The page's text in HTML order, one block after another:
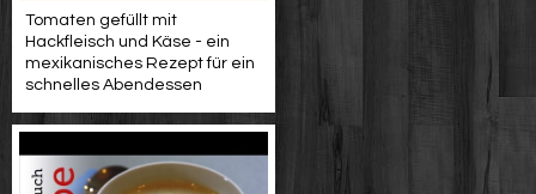
Tomaten gefüllt mit
Hackfleisch und Käse - ein
mexikanisches Rezept für ein
schnelles Abendessen